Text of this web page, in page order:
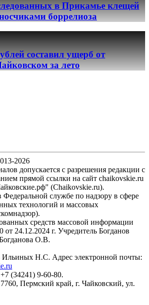
в Прикамье клещей
боррелиоза
составил ущерб от
за лето
2026
допускается с разрешения редакции с
прямой ссылки на сайт chaikovskie.ru
(Chaikovskie.ru).
Федеральной службе по надзору в сфере
технологий и массовых
средств массовой информации
24.12.2024 г. Учредитель Богданов
О.В.
Ильиных Н.С. Адрес электронной почты:
(34241) 9-60-80.
Пермский край, г. Чайковский, ул.